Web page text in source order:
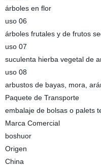
árboles en flor
uso 06
árboles frutales y de frutos
uso 07
suculenta hierba vegetal de
uso 08
arbustos de bayas, mora,
Paquete de Transporte
embalaje de bolsas o palets
Marca Comercial
boshuor
Origen
China